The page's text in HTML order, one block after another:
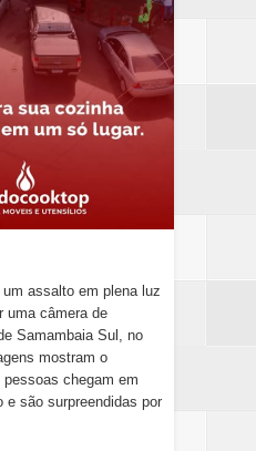
assalto em plena luz
uma câmera de
Samambaia Sul, no
mostram o
chegam em
são surpreendidas por